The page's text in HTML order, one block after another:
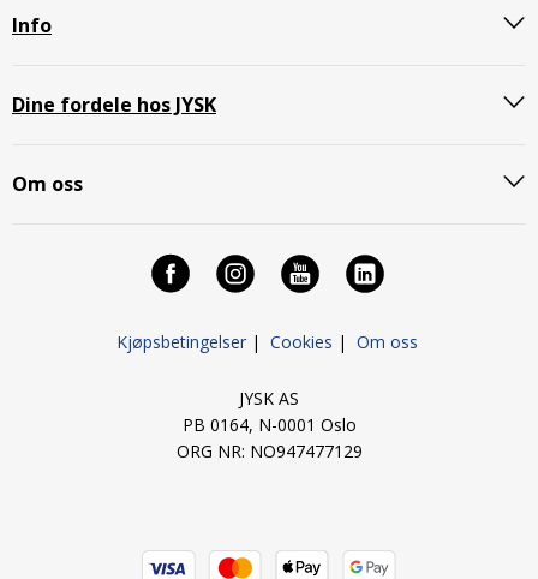
Info
Dine fordele hos JYSK
Om oss
Kjøpsbetingelser| Cookies | Om oss
JYSK AS
PB 0164, N-0001 Oslo
ORG NR: NO947477129